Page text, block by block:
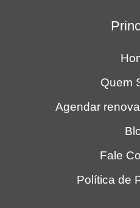
Quem
Agendar
Fale
Política de